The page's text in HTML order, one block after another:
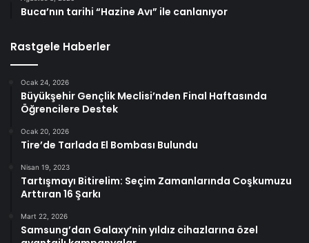
Buca’nın tarihi “Hazine Avı” ile canlanıyor
Rastgele Haberler
Ocak 24, 2026
Büyükşehir Gençlik Meclisi’nden Final Haftasında
Öğrencilere Destek
Ocak 20, 2026
Tire’de Tarlada El Bombası Bulundu
Nisan 19, 2023
Tartışmayı Bitirelim: Seçim Zamanlarında Coşkumuzu
Arttıran 16 Şarkı
Mart 22, 2026
Samsung’dan Galaxy’nin yıldız cihazlarına özel